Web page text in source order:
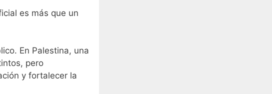
es más que un
En Palestina, una
pero
y fortalecer la